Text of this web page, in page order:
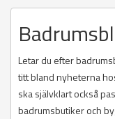
Letar du efter
titt bland nyheterna
ska självklart också
badrumsbutiker och